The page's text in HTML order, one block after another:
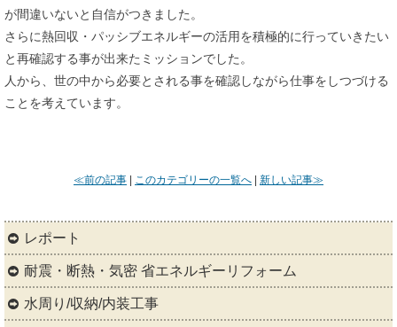
が間違いないと自信がつきました。
さらに熱回収・パッシブエネルギーの活用を積極的に行っていきたい
と再確認する事が出来たミッションでした。
人から、世の中から必要とされる事を確認しながら仕事をしつづける
ことを考えています。
≪前の記事 このカテゴリーの一覧へ 新しい記事≫
レポート
耐震・断熱・気密 省エネルギーリフォーム
水周り/収納/内装工事